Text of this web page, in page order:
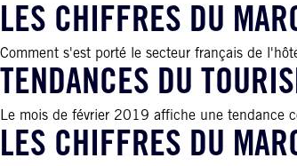
LES CHIFFRES DU
Comment s'est porté le secteur français de
TENDANCES DU
Le mois de février 2019 affiche une tendance
LES CHIFFRES DU